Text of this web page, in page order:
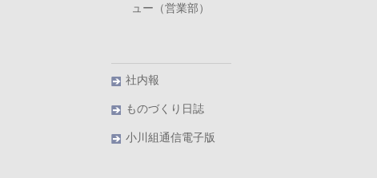
ュー（営業部）
社内報
ものづくり日誌
小川組通信電子版